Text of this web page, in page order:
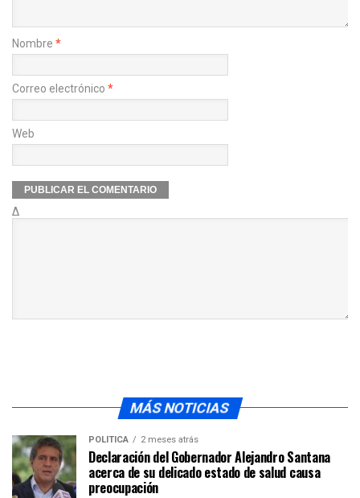
Nombre *
Correo electrónico *
Web
Δ
MÁS NOTICIAS
POLÍTICA 2 meses atrás
Declaración del Gobernador Alejandro Santana
acerca de su delicado estado de salud causa
preocupación